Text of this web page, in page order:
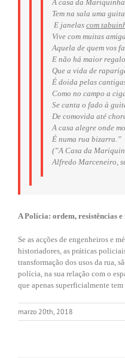
A casa da
Tem na sala uma
E janelas com
Vive com muitas
Aquela de quem vos
E não há maior regalo
Que a vida de
É doida pelas
Como no campo a
Se canta o fado à
De comovida até
A casa alegre onde
É numa rua bizarra.”
(”A Casa da
Alfredo Marceneiro,
A Polícia: ordem, resistências e
Se as acções de engenheiros e
historiadores, as práticas
transformação dos usos da rua,
polícia, na sua relação com o
que apenas superficialmente
marzo 20th, 2018